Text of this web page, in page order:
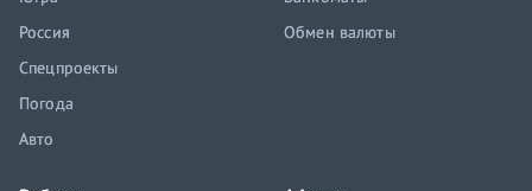
Россия
Спецпроекты
Погода
Авто
Обмен валюты